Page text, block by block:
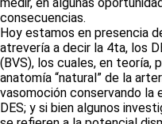
consecuencias.
Hoy estamos en presencia
atrevería a decir la 4ta, los
(BVS), los cuales, en teoría,
anatomía “natural” de la
vasomoción conservando la
DES; y si bien algunos